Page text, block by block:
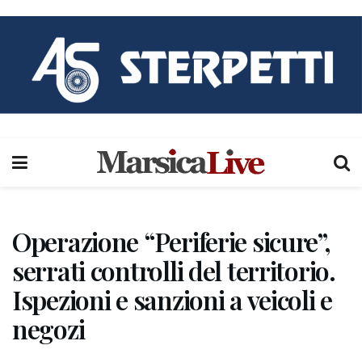
Operazione “Periferie sicure”,
serrati controlli del territorio.
Ispezioni e sanzioni a veicoli e
negozi